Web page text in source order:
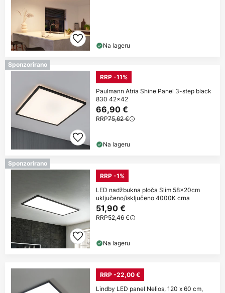
Na lageru
Sponzorirano
RRP -11%
Paulmann Atria Shine Panel 3-step black
830 42x42
66,90 €
RRP75,62 €
Na lageru
Sponzorirano
RRP -1%
LED nadžbukna ploča Slim 58x20cm
uključeno/isključeno 4000K crna
51,90 €
RRP52,46 €
Na lageru
RRP -22,00 €
Lindby LED panel Nelios, 120 x 60 cm,